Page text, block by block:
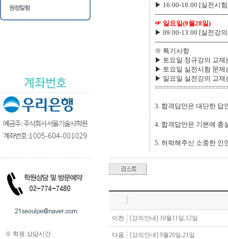
※ 학원 상담시간
▶ 16:00-18:00 [실전시
☞ 일요일(9월28일)
▶ 09:00-13:00 [실전강
※ 특기사항
▶​ 토요일 정규강의 교재
▶​ 토요일 실전시험 문제
▶​ 일요일 실전강의 교재
​3. 합격답안은 대단한 답
4. 합격답안은 기본에 충
5. 허락해주신 소중한 인
이전 [강의안내] 10월11일,12일
다음 [강의안내] 9월20일,21일